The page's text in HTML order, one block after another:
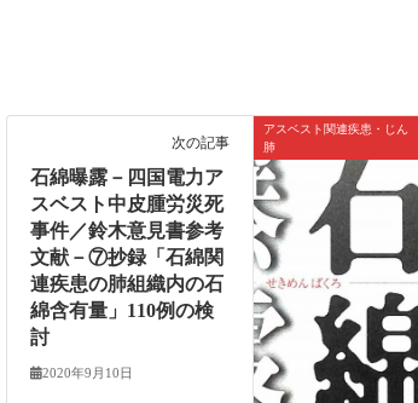
アスベスト関連疾患・じん
肺
次の記事
石綿曝露－四国電力ア
スベスト中皮腫労災死
事件／鈴木意見書参考
文献－⑦抄録「石綿関
連疾患の肺組織内の石
綿含有量」110例の検
討
2020年9月10日